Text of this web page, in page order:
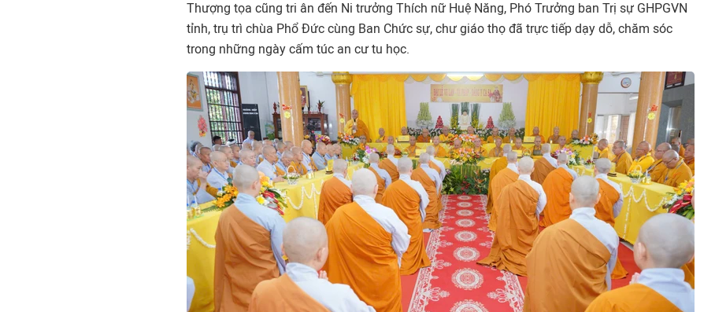
Thượng tọa cũng tri ân đến Ni trưởng Thích nữ Huệ Năng, Phó Trưởng ban Trị sự GHPGVN
tỉnh, trụ trì chùa Phổ Đức cùng Ban Chức sự, chư giáo thọ đã trực tiếp dạy dỗ, chăm sóc
trong những ngày cấm túc an cư tu học.